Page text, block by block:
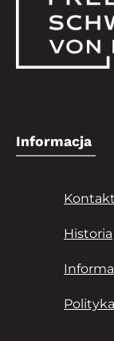
Informacja
Kontakt
Historia